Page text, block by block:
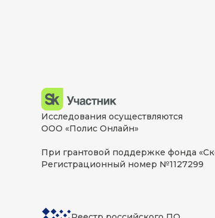
Исследования осуществляются
ООО «Полис Онлайн»
При грантовой поддержке фонда
Регистрационный номер №1127299